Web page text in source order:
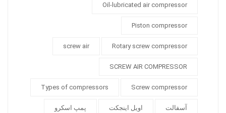
Oil-lubricated air compressor
Piston compressor
Rotary screw compressor
screw air
SCREW AIR COMPRESSOR
Screw compressor
Types of compressors
آسفالت اویل اینجکت پمپ اسکرو